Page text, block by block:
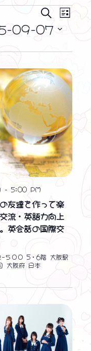
イ
ベ
ン
ト
を
検
索
し
て
ナ
ビ
ゲ
ー
ョ
示
検
イ
ト
ュ
ー
ナ
ビ
ゲ
ー
シ
ョ
ン
リ
ス
09-07
友達を作って楽
流・英語力向上
英会話の国際交
-5:00 PM
−５００ 5・6階 大阪駅
大阪府 日本